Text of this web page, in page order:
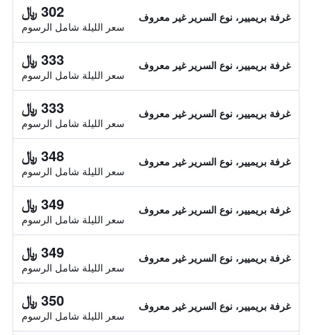
غرفة بريميير، نوع السرير غير معروف 302 ﷼
سعر الليلة شامل الرسوم
غرفة بريميير، نوع السرير غير معروف 333 ﷼
سعر الليلة شامل الرسوم
غرفة بريميير، نوع السرير غير معروف 333 ﷼
سعر الليلة شامل الرسوم
غرفة بريميير، نوع السرير غير معروف 348 ﷼
سعر الليلة شامل الرسوم
غرفة بريميير، نوع السرير غير معروف 349 ﷼
سعر الليلة شامل الرسوم
غرفة بريميير، نوع السرير غير معروف 349 ﷼
سعر الليلة شامل الرسوم
غرفة بريميير، نوع السرير غير معروف 350 ﷼
سعر الليلة شامل الرسوم